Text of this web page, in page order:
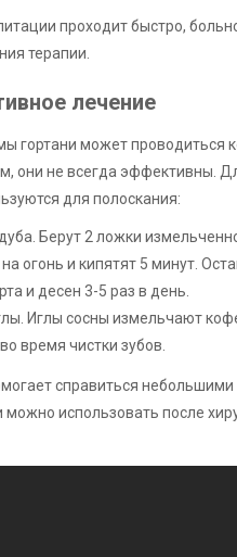
проходит быстро,
терапии.
лечение
гортани может проводиться
они не всегда эффективны.
для полоскания:
Берут 2 ложки
огонь и кипятят 5 минут.
и десен 3-5 раз в день.
Иглы сосны измельчают
время чистки зубов.
справиться
можно использовать после